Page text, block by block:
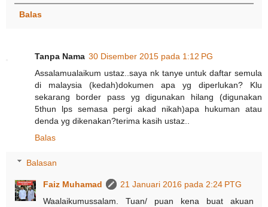
Balas
Tanpa Nama 30 Disember 2015 pada 1:12 PG
Assalamualaikum ustaz..saya nk tanye untuk daftar semula
di malaysia (kedah)dokumen apa yg diperlukan? Klu
sekarang border pass yg digunakan hilang (digunakan
5thun lps semasa pergi akad nikah)apa hukuman atau
denda yg dikenakan?terima kasih ustaz..
Balas
Balasan
Faiz Muhamad
21 Januari 2016 pada 2:24 PTG
Waalaikumussalam. Tuan/ puan kena buat akuan